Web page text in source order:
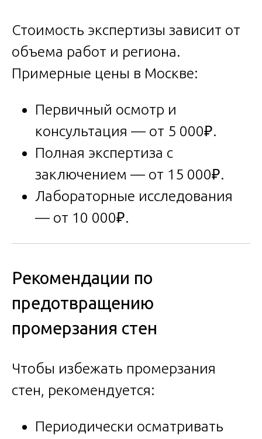
Стоимость экспертизы зависит от
объема работ и региона.
Примерные цены в Москве:
Первичный осмотр и
консультация — от 5 000₽.
Полная экспертиза с
заключением — от 15 000₽.
Лабораторные исследования
— от 10 000₽.
Рекомендации по
предотвращению
промерзания стен
Чтобы избежать промерзания
стен, рекомендуется:
Периодически осматривать